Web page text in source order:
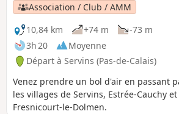
Association / Club / AMM
10,84 km
+74 m
-73 m
3h 20
Moyenne
Départ à Servins (Pas-de-Calais)
Venez prendre un bol d'air en passant
les villages de Servins, Estrée-Cauchy et
Fresnicourt-le-Dolmen.